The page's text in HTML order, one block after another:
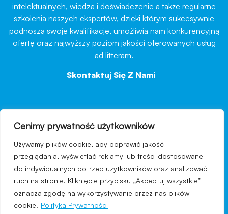
Cenimy prywatność użytkowników
Używamy plików cookie, aby poprawić jakość
przeglądania, wyświetlać reklamy lub treści dostosowane
do indywidualnych potrzeb użytkowników oraz analizować
ruch na stronie. Kliknięcie przycisku „Akceptuj wszystkie”
oznacza zgodę na wykorzystywanie przez nas plików
cookie. Polityka Prywatności
intelektualnych, wiedza i doświadczenie a także regularne
szkolenia naszych ekspertów, dzięki którym sukcesywnie
podnoszą swoje kwalifikacje, umożliwia nam konkurencyjną
ofertę oraz najwyższy poziom jakości oferowanych usług
ad litteram.
Skontaktuj Się Z Nami
nawigacja
Regulamin strony
Polityka prywatności
Kontakt